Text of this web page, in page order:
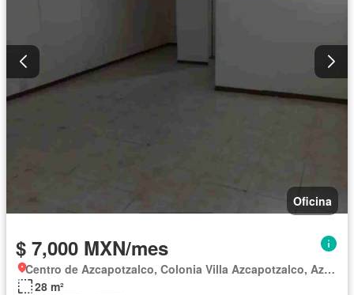
Oficina
$ 7,000 MXN/mes
Centro de Azcapotzalco, Colonia Villa Azcapotzalco, Azcapotzalco
28 m²